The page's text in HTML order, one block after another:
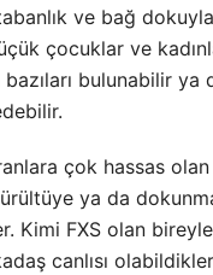
ve bağ
çocuklar ve
bulunabilir ya
çok hassas
ya da
Kimi FXS olan
canlısı